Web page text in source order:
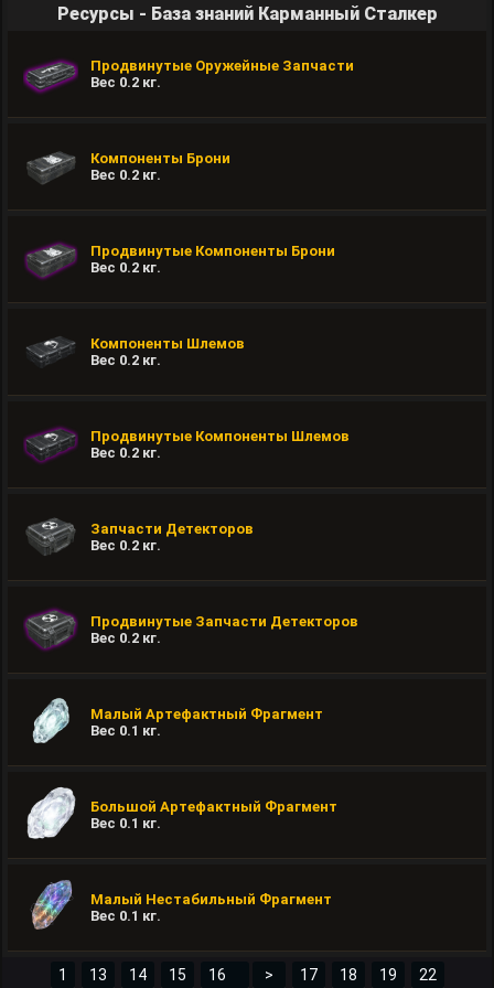
Ресурсы - База знаний Карманный Сталкер
Продвинутые Оружейные Запчасти
Вес 0.2 кг.
Компоненты Брони
Вес 0.2 кг.
Продвинутые Компоненты Брони
Вес 0.2 кг.
Компоненты Шлемов
Вес 0.2 кг.
Продвинутые Компоненты Шлемов
Вес 0.2 кг.
Запчасти Детекторов
Вес 0.2 кг.
Продвинутые Запчасти Детекторов
Вес 0.2 кг.
Малый Артефактный Фрагмент
Вес 0.1 кг.
Большой Артефактный Фрагмент
Вес 0.1 кг.
Малый Нестабильный Фрагмент
Вес 0.1 кг.
1 13 14 15 > 17 18 19 22